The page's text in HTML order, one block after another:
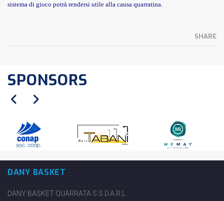
sistema di gioco potrà rendersi utile alla causa quarratina.
SHARE
SPONSORS
DANY BASKET
DANY BASKET QUARRATA S.S.D.A.R.L.